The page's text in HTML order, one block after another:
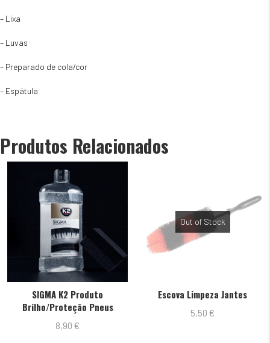
– Lixa
– Luvas
– Preparado de cola/cor
– Espátula
Produtos Relacionados
K2 Produto
Pneus
Out of Stock
Escova Limpeza Jantes FELIX